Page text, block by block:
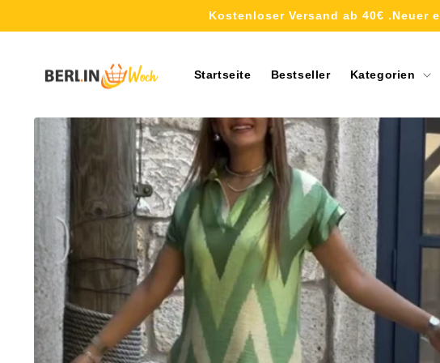
Inhalt
Kostenloser Versand ab 40€
Startseite Bestseller Kategorien
Zu
Produktinformationen
springen